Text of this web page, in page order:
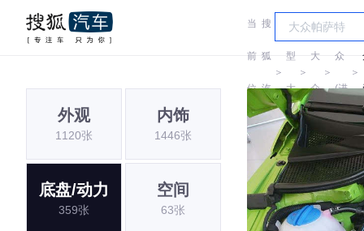
当
前
位
置:
搜
狐
汽
车
＞
车
型
大
全
＞
大
众
＞
大
众
(进
口)
＞
外观
1120张
内饰
1446张
底盘/动力
359张
空间
63张